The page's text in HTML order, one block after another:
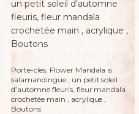
Adopté
Porte-cles, Flower Mandala is
salamandingue , un petit soleil
d’automne fleuris, fleur mandala
crochetée main , acrylique ,
Boutons